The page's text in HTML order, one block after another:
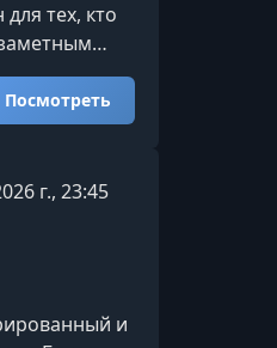
тех, кто
укрепить
тела
пресса,
Посмотреть
г., 23:45
и